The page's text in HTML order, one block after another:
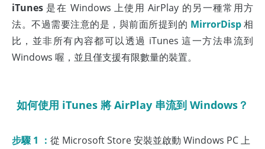
iTunes 是在 Windows 上使用 AirPlay 的另一種常用方
法。不過需要注意的是，與前面所提到的 MirrorDisp相
比，並非所有內容都可以透過 iTunes 這一方法串流到
Windows 喔，並且僅支援有限數量的裝置。
如何使用 iTunes 將 AirPlay 串流到 Windows？
步驟 1 ： 從 Microsoft Store 安裝並啟動 Windows PC 上